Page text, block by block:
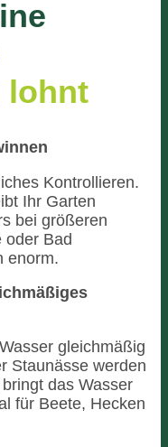
lohnt
Kontrollieren.
Ihr Garten
bei größeren
oder Bad
enorm.
gleichmäßig
Staunässe werden
das Wasser
für Beete, Hecken